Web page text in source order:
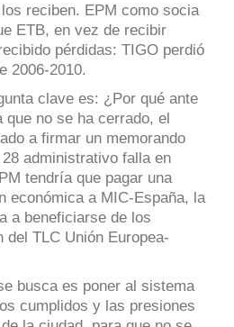
reciben. EPM como socia
ETB, en vez de recibir
pérdidas: TIGO perdió
2006-2010.
clave es: ¿Por qué ante
no se ha cerrado, el
a firmar un memorando
administrativo falla en
tendría que pagar una
económica a MIC-España, la
a beneficiarse de los
TLC Unión Europea-
busca es poner al sistema
cumplidos y las presiones